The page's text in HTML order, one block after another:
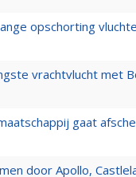
opschorting
vrachtvlucht met
gaat
door Apollo,